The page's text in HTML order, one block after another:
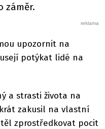
záměr.
upozornit na
potýkat lidé na
a strasti života na
zakusil na vlastní
zprostředkovat pocit